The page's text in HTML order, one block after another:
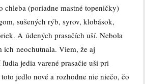
chleba (poriadne mastné topeničky)
sušených rýb, syrov, klobások,
A údených prasačích uší. Nebola
ich neochutnala. Viem, že aj
jedia varené prasačie uši pri
jedlo nové a rozhodne nie niečo, čo